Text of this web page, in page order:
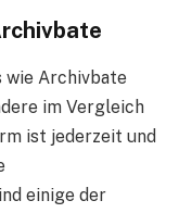
wie Archivbate
im Vergleich
ist jederzeit und
einige der